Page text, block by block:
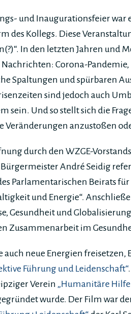
und Inaugurationsfeier
des Kollegs. Diese
In den letzten Jahren und
Corona-
Spaltungen und spürbaren
sind jedoch auch
sein. Und so stellt sich die
Veränderungen anzustoßen
durch den WZGE-
André Seidig
Parlamentarischen Beirats
und Energie“.
Gesundheit und
Zusammenarbeit im
auch neue Energien
Führung und Leidenschaft“
Verein „Humanitäre Hilfe
wurde. Der Film war